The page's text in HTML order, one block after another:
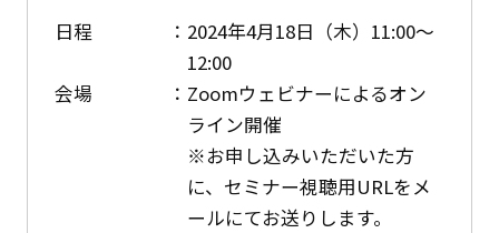
日程
2024年4月18日（木）11:00～
12:00
会場
Zoomウェビナーによるオン
ライン開催
※お申し込みいただいた方
に、セミナー視聴用URLをメ
ールにてお送りします。